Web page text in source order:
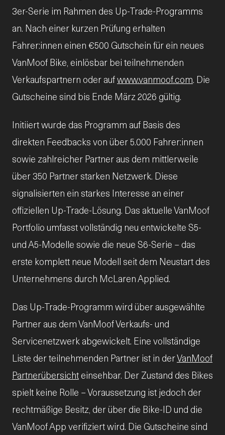
3er-Serie im Rahmen des Up-Trade-Programms
an. Nach einer kurzen Prüfung erhalten
Fahrer:innen einen €500 Gutschein für ein neues
VanMoof Bike, einlösbar bei teilnehmenden
Verkaufspartnern oder aufwww.vanmoof.com. Die
Gutscheine sind bis Ende März 2026 gültig.
Initiiert wurde das Programm auf Basis des
direkten Feedbacks von über 5.000 Fahrer:innen
sowie zahlreicher Partner aus dem mittlerweile
über 350 Partner starken Netzwerk. Diese
signalisierten ein starkes Interesse an einer
offiziellen Up-Trade-Lösung. Das aktuelle VanMoof
Portfolio umfasst vollständig neu entwickelte S5-
und A5-Modelle sowie die neue S6-Serie – das
erste komplett neue Modell seit dem Neustart des
Unternehmens durch McLaren Applied.
Das Up-Trade-Programm wird über ausgewählte
Partner aus dem VanMoof Verkaufs- und
Servicenetzwerk abgewickelt. Eine vollständige
Liste der teilnehmenden Partner ist in derVanMoof
Partnerübersicht einsehbar. Der Zustand des Bikes
spielt keine Rolle – Voraussetzung ist jedoch der
rechtmäßige Besitz, der über die Bike-ID und die
VanMoof App verifiziert wird. Die Gutscheine sind